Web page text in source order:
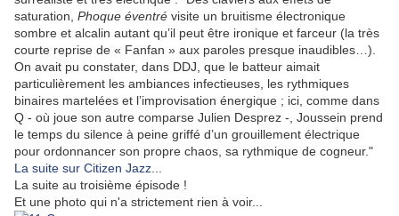
saturation, Phoque éventré visite un bruitisme électronique
sombre et alcalin autant qu’il peut être ironique et farceur (la très
courte reprise de « Fanfan » aux paroles presque inaudibles…).
On avait pu constater, dans DDJ, que le batteur aimait
particulièrement les ambiances infectieuses, les rythmiques
binaires martelées et l’improvisation énergique ; ici, comme dans
Q - où joue son autre comparse Julien Desprez -, Joussein prend
le temps du silence à peine griffé d’un grouillement électrique
pour ordonnancer son propre chaos, sa rythmique de cogneur."
La suite sur Citizen Jazz
La suite au troisième épisode !
Et une photo qui n'a strictement rien à voir...